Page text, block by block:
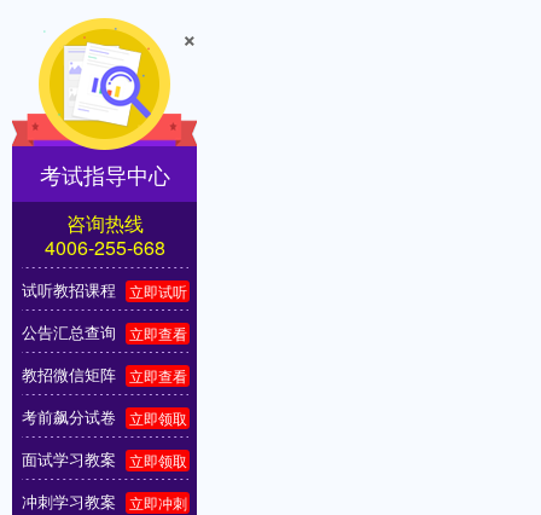
考试指导中心
咨询热线
4006-255-668
试听教招课程 立即试听
公告汇总查询 立即查看
教招微信矩阵 立即查看
考前飙分试卷 立即领取
面试学习教案 立即领取
冲刺学习教案 立即冲刺
×